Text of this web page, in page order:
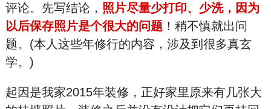
评论。先写结论， 照片尽量少打印、少洗，因为
以后保存照片是个很大的问题！稍不慎就出问
题。(本人这些年修行的内容，涉及到很多真玄
学。)
起因是我家2015年装修，正好家里原来有几张大